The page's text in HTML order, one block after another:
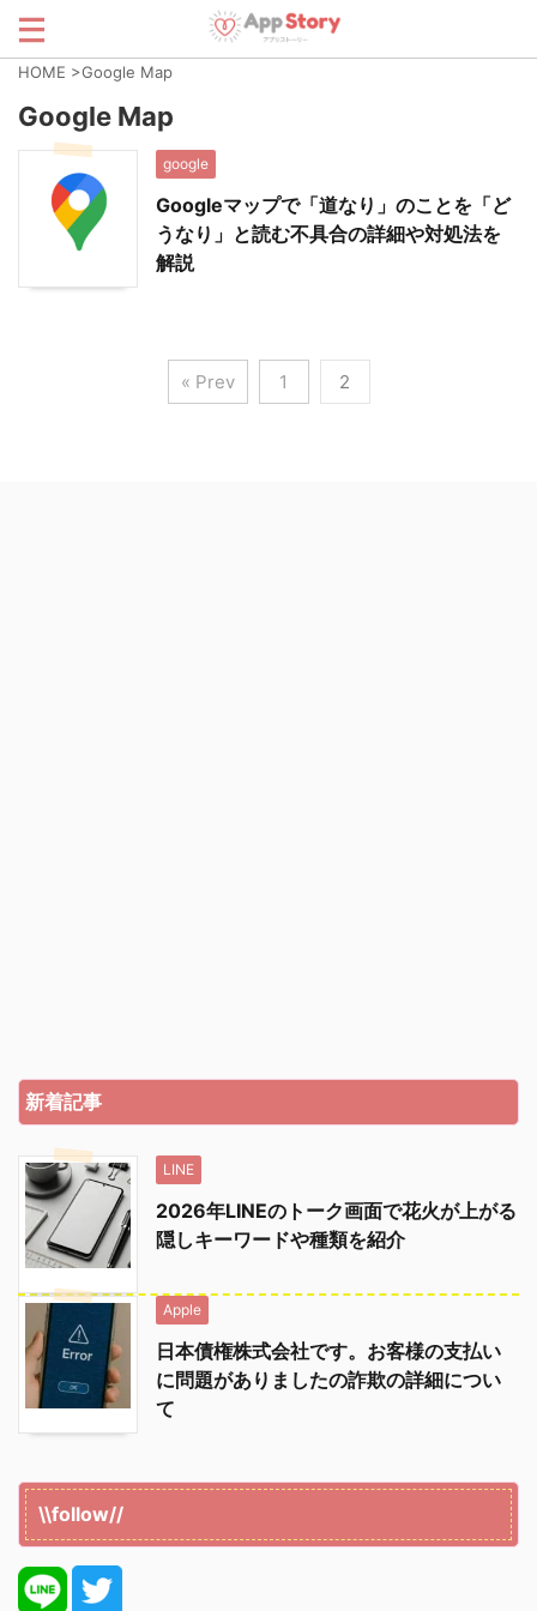
HOME >Google Map
Google Map
google
Googleマップで「道なり」のことを「ど
うなり」と読む不具合の詳細や対処法を
解説
« Prev 1 2
新着記事
LINE
2026年LINEのトーク画面で花火が上がる
隠しキーワードや種類を紹介
Apple
日本債権株式会社です。お客様の支払い
に問題がありましたの詐欺の詳細につい
て
\\follow//